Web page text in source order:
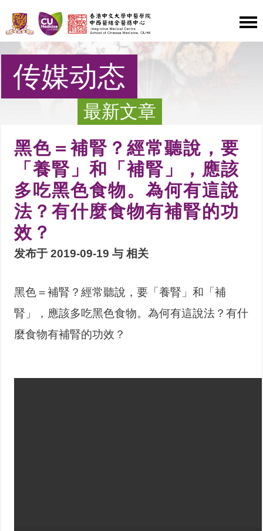
传媒动态
最新文章
黑色＝補腎？經常聽說，要
「養腎」和「補腎」，應該
多吃黑色食物。為何有這說
法？有什麼食物有補腎的功
效？
发布于 2019-09-19 与相关
黑色＝補腎？經常聽說，要「養腎」和「補
腎」，應該多吃黑色食物。為何有這說法？有什
麼食物有補腎的功效？